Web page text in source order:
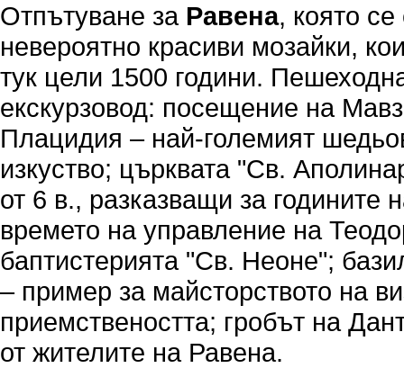
Отпътуване за Равена, която
невероятно красиви мозайки,
тук цели 1500 години.
екскурзовод: посещение на
Плацидия – най-големият
изкуство; църквата "Св.
от 6 в., разказващи за годините
времето на управление на
баптистерията "Св. Неоне";
– пример за майсторството на
приемствеността; гробът на
от жителите на Равена.